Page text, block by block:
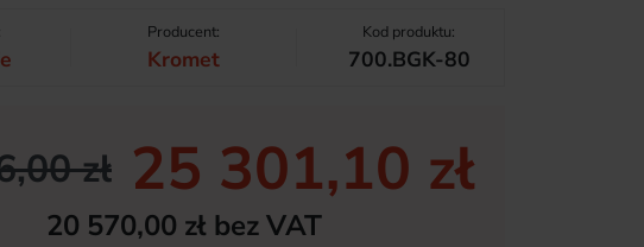
Producent:
Kromet
Kod produktu:
700.BGK-80
zł 25 301,10 zł
20 570,00 zł bez VAT